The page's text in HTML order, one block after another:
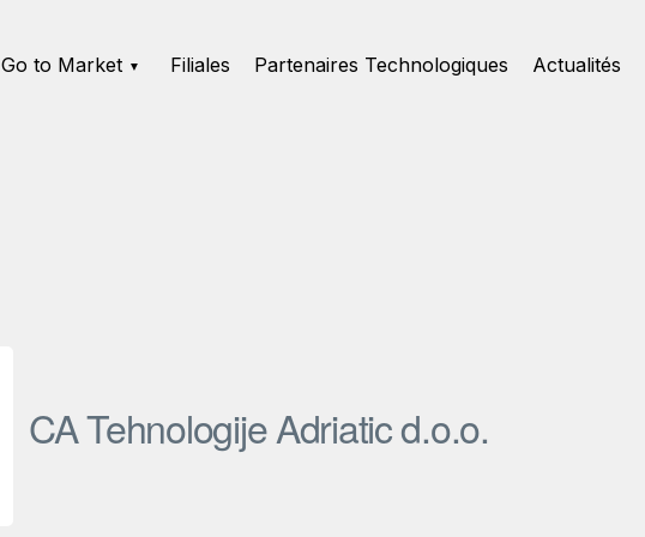
Go to Market Filiales Partenaires Technologiques Actualités
CA Tehnologije Adriatic d.o.o.